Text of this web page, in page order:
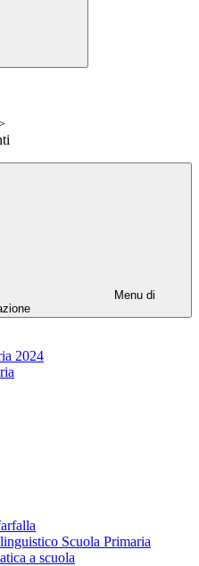
Menu di
2024
Scuola Primaria
a scuola